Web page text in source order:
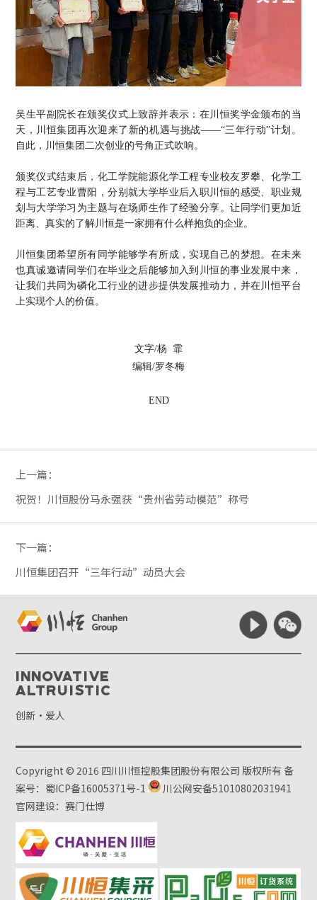
吴生平副院长在颁奖仪式上致辞并表示：在川恒奖学金颁布的当
天，川恒集团再次迎来了新的机遇与挑战——“三年行动”计划 。
自此，川恒集团二次创业的号角正式吹响。
颁奖仪式结束后，化工学院能源化学工程专业校友罗攀、化学工
程与工艺专业曹阳，分别就大学毕业后入职川恒的感受、职业规
划与大学学习为主题与在场师生作了经验分享。让同学们更加近
距离、真实的了解川恒是一家拥有什么样抱负的企业。
川恒集团希望所有同学能够学有所成，实现自己的梦想。 在未来
也真诚邀请同学们在毕业之后能够加入到川恒的事业发展中来，
让我们共同为磷化工行业的进步提供发展推动力，并在川恒平台
上实现个人的价值。
文字/杨 霏
编辑/罗冬梅
END
上一篇：
祝贺！川恒股份马永强获“贵州省劳动模范”称号
下一篇：
川恒集团召开“三年行动”动员大会
Innovative
Altruistic
创新·爱人
Copyright © 2016 四川川恒控股集团股份有限公司 版权所有备
案号：蜀ICP备16005371号-1
川公网安备51010802031941
官网建设：赛门仕博